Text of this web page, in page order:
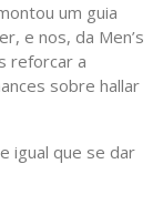
um guia
e nos, da Men’s
reforcar a
sobre hallar
igual que se dar